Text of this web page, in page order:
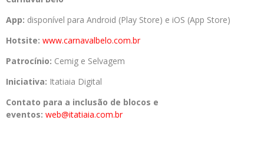
App: disponível para Android (Play Store) e iOS (App Store)
Hotsite: www.carnavalbelo.com.br
Patrocínio: Cemig e Selvagem
Iniciativa: Itatiaia Digital
Contato para a inclusão de blocos e
eventos: web@itatiaia.com.br